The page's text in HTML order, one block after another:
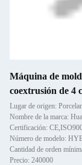
Máquina de
coextrusión de 4
Lugar de origen:
Nombre de la marca:
Certificación:
Número de modelo:
Cantidad de orden
Precio: 240000